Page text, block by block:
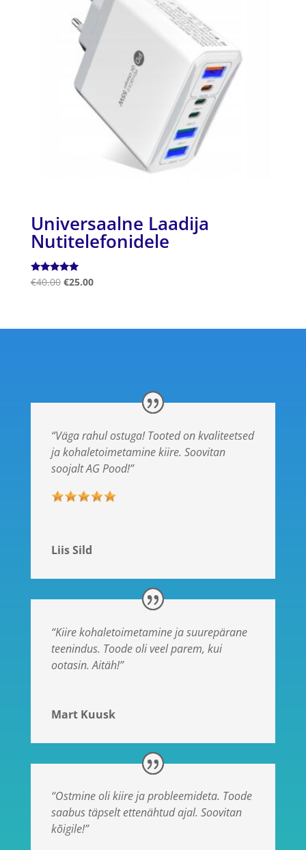
Universaalne Laadija
Nutitelefonidele
Hinnanguga
5.00
€40.00 €25.00
“Väga rahul ostuga! Tooted on kvaliteetsed
ja kohaletoimetamine kiire. Soovitan
soojalt AG Pood!”
Liis Sild
“Kiire kohaletoimetamine ja suurepärane
teenindus. Toode oli veel parem, kui
ootasin. Aitäh!”
Mart Kuusk
“Ostmine oli kiire ja probleemideta. Toode
saabus täpselt ettenähtud ajal. Soovitan
kõigile!”